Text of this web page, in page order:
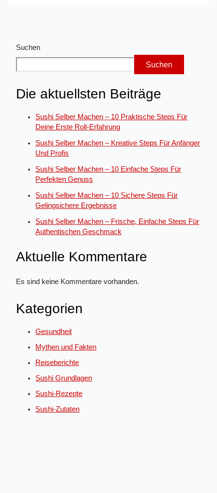
Suchen
Suchen
Die aktuellsten Beiträge
Sushi Selber Machen – 10 Praktische Steps Für
Deine Erste Roll-Erfahrung
Sushi Selber Machen – Kreative Steps Für Anfänger
Und Profis
Sushi Selber Machen – 10 Einfache Steps Für
Perfekten Genuss
Sushi Selber Machen – 10 Sichere Steps Für
Gelingsichere Ergebnisse
Sushi Selber Machen – Frische, Einfache Steps Für
Authentischen Geschmack
Aktuelle Kommentare
Es sind keine Kommentare vorhanden.
Kategorien
Gesundheit
Mythen und Fakten
Reiseberichte
Sushi Grundlagen
Sushi-Rezepte
Sushi-Zutaten